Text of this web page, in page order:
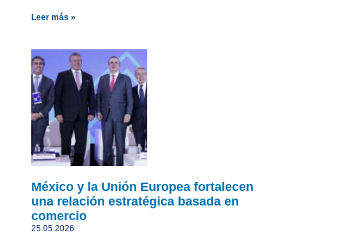
Leer más »
México y la Unión Europea fortalecen
una relación estratégica basada en
comercio
25.05.2026